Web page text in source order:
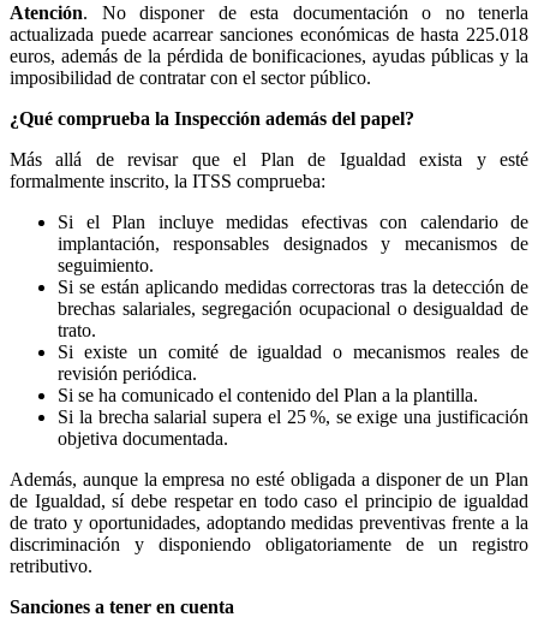
Atención. No disponer de esta documentación o no tenerla
actualizada puede acarrear sanciones económicas de hasta 225.018
euros, además de la pérdida de bonificaciones, ayudas públicas y la
imposibilidad de contratar con el sector público.
¿Qué comprueba la Inspección además del papel?
Más allá de revisar que el Plan de Igualdad exista y esté
formalmente inscrito, la ITSS comprueba:
Si el Plan incluye medidas efectivas con calendario de
implantación, responsables designados y mecanismos de
seguimiento.
Si se están aplicando medidas correctoras tras la detección de
brechas salariales, segregación ocupacional o desigualdad de
trato.
Si existe un comité de igualdad o mecanismos reales de
revisión periódica.
Si se ha comunicado el contenido del Plan a la plantilla.
Si la brecha salarial supera el 25 %, se exige una justificación
objetiva documentada.
Además, aunque la empresa no esté obligada a disponer de un Plan
de Igualdad, sí debe respetar en todo caso el principio de igualdad
de trato y oportunidades, adoptando medidas preventivas frente a la
discriminación y disponiendo obligatoriamente de un registro
retributivo.
Sanciones a tener en cuenta